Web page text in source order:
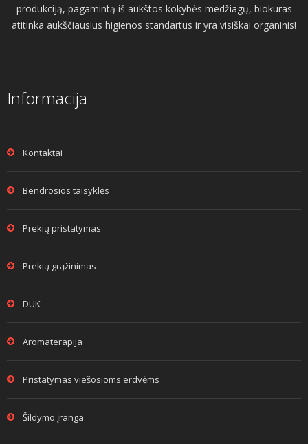
produkciją, pagamintą iš aukštos kokybės medžiagų, biokuras
atitinka aukščiausius higienos standartus ir yra visiškai organinis!
Informacija
Kontaktai
Bendrosios taisyklės
Prekių pristatymas
Prekių grąžinimas
DUK
Aromaterapija
Pristatymas viešosioms erdvėms
Šildymo įranga